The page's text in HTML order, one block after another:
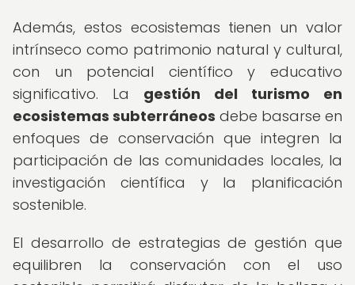
Además, estos ecosistemas tienen un valor
intrínseco como patrimonio natural y cultural,
con un potencial científico y educativo
significativo. La gestión del turismo en
ecosistemas subterráneos debe basarse en
enfoques de conservación que integren la
participación de las comunidades locales, la
investigación científica y la planificación
sostenible.
El desarrollo de estrategias de gestión que
equilibren la conservación con el uso